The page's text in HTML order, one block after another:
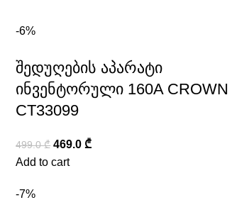
-6%
შედუღების აპარატი
ინვენტორული 160A CROWN
CT33099
499.0₾ 469.0₾
Add to cart
-7%